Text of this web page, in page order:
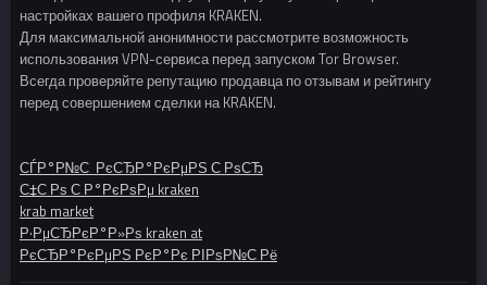
настройках вашего профиля KRAKEN.
Для максимальной анонимности рассмотрите возможность
использования VPN-сервиса перед запуском Tor Browser.
Всегда проверяйте репутацию продавца по отзывам и рейтингу
перед совершением сделки на KRAKEN.
СЃР°Р№С‚ РєСЂР°РєРµРЅ С‚РѕСЂ
С‡С‚Рѕ С‚Р°РєРѕРµ kraken
krab market
Р·РµСЂРєР°Р»Рѕ kraken at
РєСЂР°РєРµРЅ РєР°Рє РІРѕР№С‚Рё